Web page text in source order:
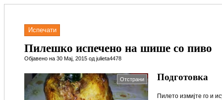
Испечати
Пилешко испечено на шише со пиво
Објавено на 30 Мај, 2015 од julieta4478
Отстрани Подготовка
Пилето измијте го и